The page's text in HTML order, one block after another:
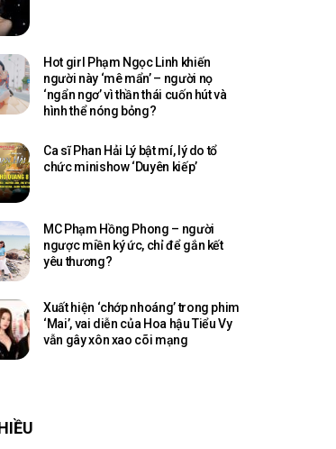
Hot girl Phạm Ngọc Linh khiến
người này ‘mê mẩn’ – người nọ
‘ngẩn ngơ’ vì thần thái cuốn hút và
hình thể nóng bỏng?
Ca sĩ Phan Hải Lý bật mí, lý do tổ
chức minishow ‘Duyên kiếp’
MC Phạm Hồng Phong – người
ngược miền ký ức, chỉ để gắn kết
yêu thương?
Xuất hiện ‘chớp nhoáng’ trong phim
‘Mai’, vai diễn của Hoa hậu Tiểu Vy
vẫn gây xôn xao cõi mạng